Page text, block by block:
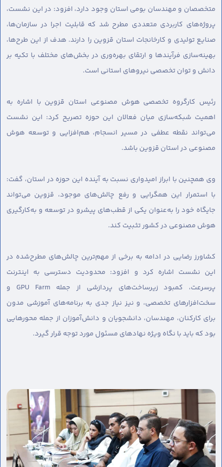
متخصصان و مهندسان بومی استان وجود دارد، افزود: در این نشست،
پروژه‌های کاربردی متعددی مطرح شد که قابلیت اجرا در سازمان‌ها،
صنایع تولیدی و کارخانجات استان قزوین را دارند. هدف از این طرح‌ها،
بهینه‌سازی فرآیندها و ارتقای بهره‌وری در بخش‌های مختلف با تکیه بر
دانش و توان تخصصی نیروهای استانی است.
رئیس کارگروه تخصصی هوش مصنوعی استان قزوین با اشاره به
اهمیت شبکه‌سازی میان فعالان این حوزه تصریح کرد: این نشست
می‌تواند نقطه عطفی در مسیر انسجام، هم‌افزایی و توسعه هوش
مصنوعی در استان قزوین باشد.
وی همچنین با ابراز امیدواری نسبت به آینده این حوزه در استان، گفت:
با استمرار این همگرایی و رفع چالش‌های موجود، قزوین می‌تواند
جایگاه خود را به‌عنوان یکی از قطب‌های پیشرو در توسعه و به‌کارگیری
هوش مصنوعی در کشور تثبیت کند.
کشاورز رضایی در ادامه به برخی از مهم‌ترین چالش‌های مطرح‌شده در
این نشست اشاره کرد و افزود: محدودیت دسترسی به اینترنت
پرسرعت، کمبود زیرساخت‌های پردازشی از جمله GPU Farm و
سخت‌افزارهای تخصصی، و نیز نیاز جدی به برنامه‌های آموزشی مدون
برای کارکنان، مهندسان، دانشجویان و دانش‌آموزان از جمله محورهایی
بود که باید با نگاه ویژه نهادهای مسئول مورد توجه قرار گیرد.